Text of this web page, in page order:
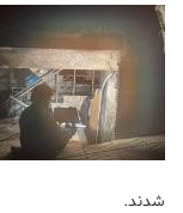
شدند.